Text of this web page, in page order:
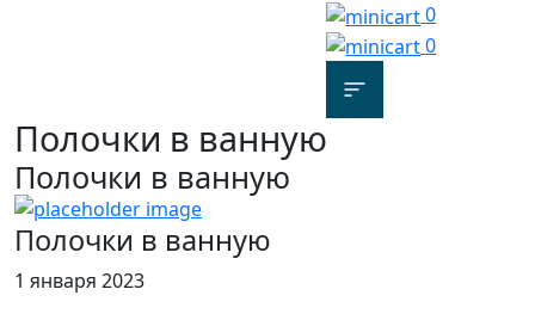
0
0
Полочки в ванную
Полочки в ванную
Полочки в ванную
1 января 2023